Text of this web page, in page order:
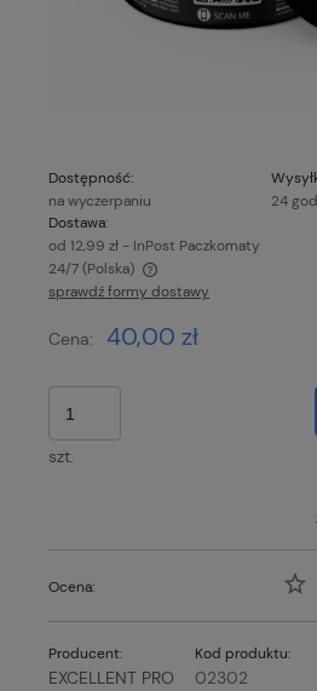
Dostępność:
na wyczerpaniu
24
Dostawa:
od 12,99 zł - InPost Paczkomaty
24/7(Polska)
Cena nie zawiera ewentualnych
sprawdź formy dostawy
Cena: 40,00 zł
szt.
Ocena:
Producent:
EXCELLENT PRO
Kod produktu:
02302